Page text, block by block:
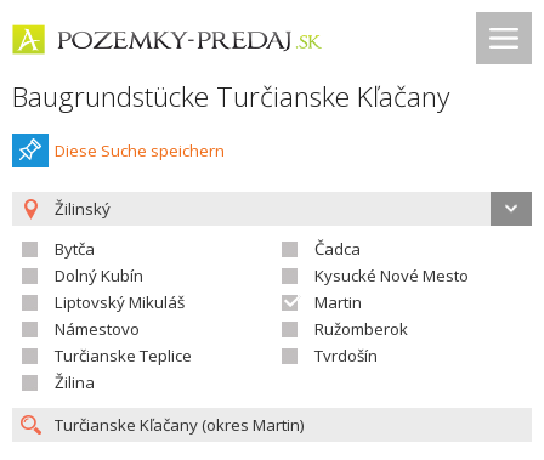
Baugrundstücke Turčianske Kľačany
Diese Suche speichern
Žilinský
Bytča
Čadca
Dolný Kubín
Kysucké Nové Mesto
Liptovský Mikuláš
Martin
Námestovo
Ružomberok
Turčianske Teplice
Tvrdošín
Žilina